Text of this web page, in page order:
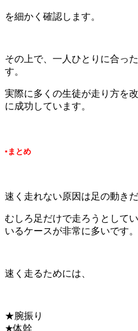
を細かく確認します。
その上で、一人ひとりに合っ
す。
実際に多くの生徒が走り方を
に成功しています。
▪まとめ
速く走れない原因は足の動き
むしろ足だけで走ろうとして
いるケースが非常に多いです。
速く走るためには、
★腕振り
★体幹